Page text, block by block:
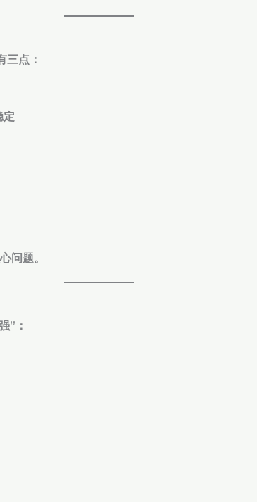
点：
定
问题。
”：